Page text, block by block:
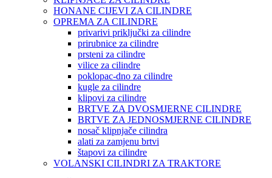
HONANE CIJEVI ZA CILINDRE
OPREMA ZA CILINDRE
privarivi priključki za cilindre
prirubnice za cilindre
prsteni za cilindre
vilice za cilindre
poklopac-dno za cilindre
kugle za cilindre
klipovi za cilindre
BRTVE ZA DVOSMJERNE CILINDRE
BRTVE ZA JEDNOSMJERNE CILINDRE
nosač klipnjače cilindra
alati za zamjenu brtvi
štapovi za cilindre
VOLANSKI CILINDRI ZA TRAKTORE